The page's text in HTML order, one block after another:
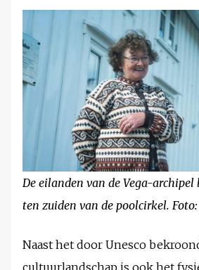
De eilanden van de Vega-
ten zuiden van de poolcirkel.
Naast het door Unesco